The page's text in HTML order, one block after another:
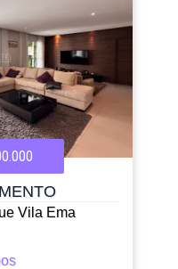
Vila Ema